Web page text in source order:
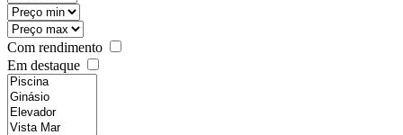
Com rendimento
Em destaque